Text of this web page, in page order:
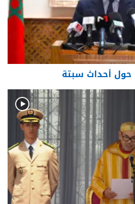
حول أحداث سبتة